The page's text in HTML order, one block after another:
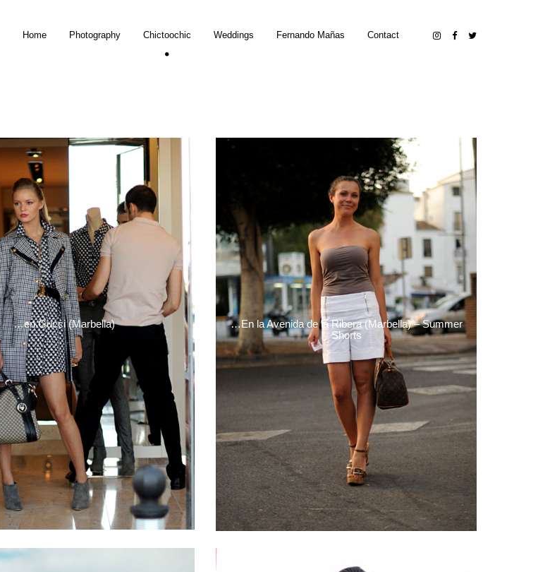
Home Photography Chictoochic Weddings Fernando Mañas Contact
…en Gucci (Marbella)
…En la Avenida de la Ribera (Marbella) – Summer
Shorts